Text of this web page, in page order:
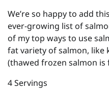
We’re so happy to add
ever-growing list of
of my top ways to use
fat variety of salmon, like
(thawed frozen salmon is
4 Servings